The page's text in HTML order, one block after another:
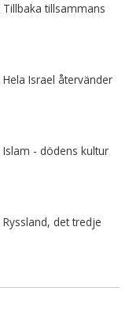
Tillbaka tillsammans
Hela Israel återvänder
Islam - dödens kultur
Ryssland, det tredje